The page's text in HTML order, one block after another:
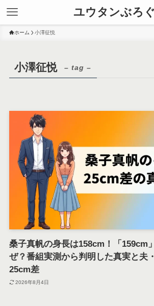
ユウタンぶろぐ
ホーム 小澤征悦
小澤征悦 – tag –
桑子真帆の身長は158cm！「159cm
ぜ？番組実測から判明した真実と夫
25cm差
2026年8月4日